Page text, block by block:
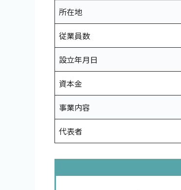
所在地
従業員数
設立年月日
資本金
事業内容
代表者